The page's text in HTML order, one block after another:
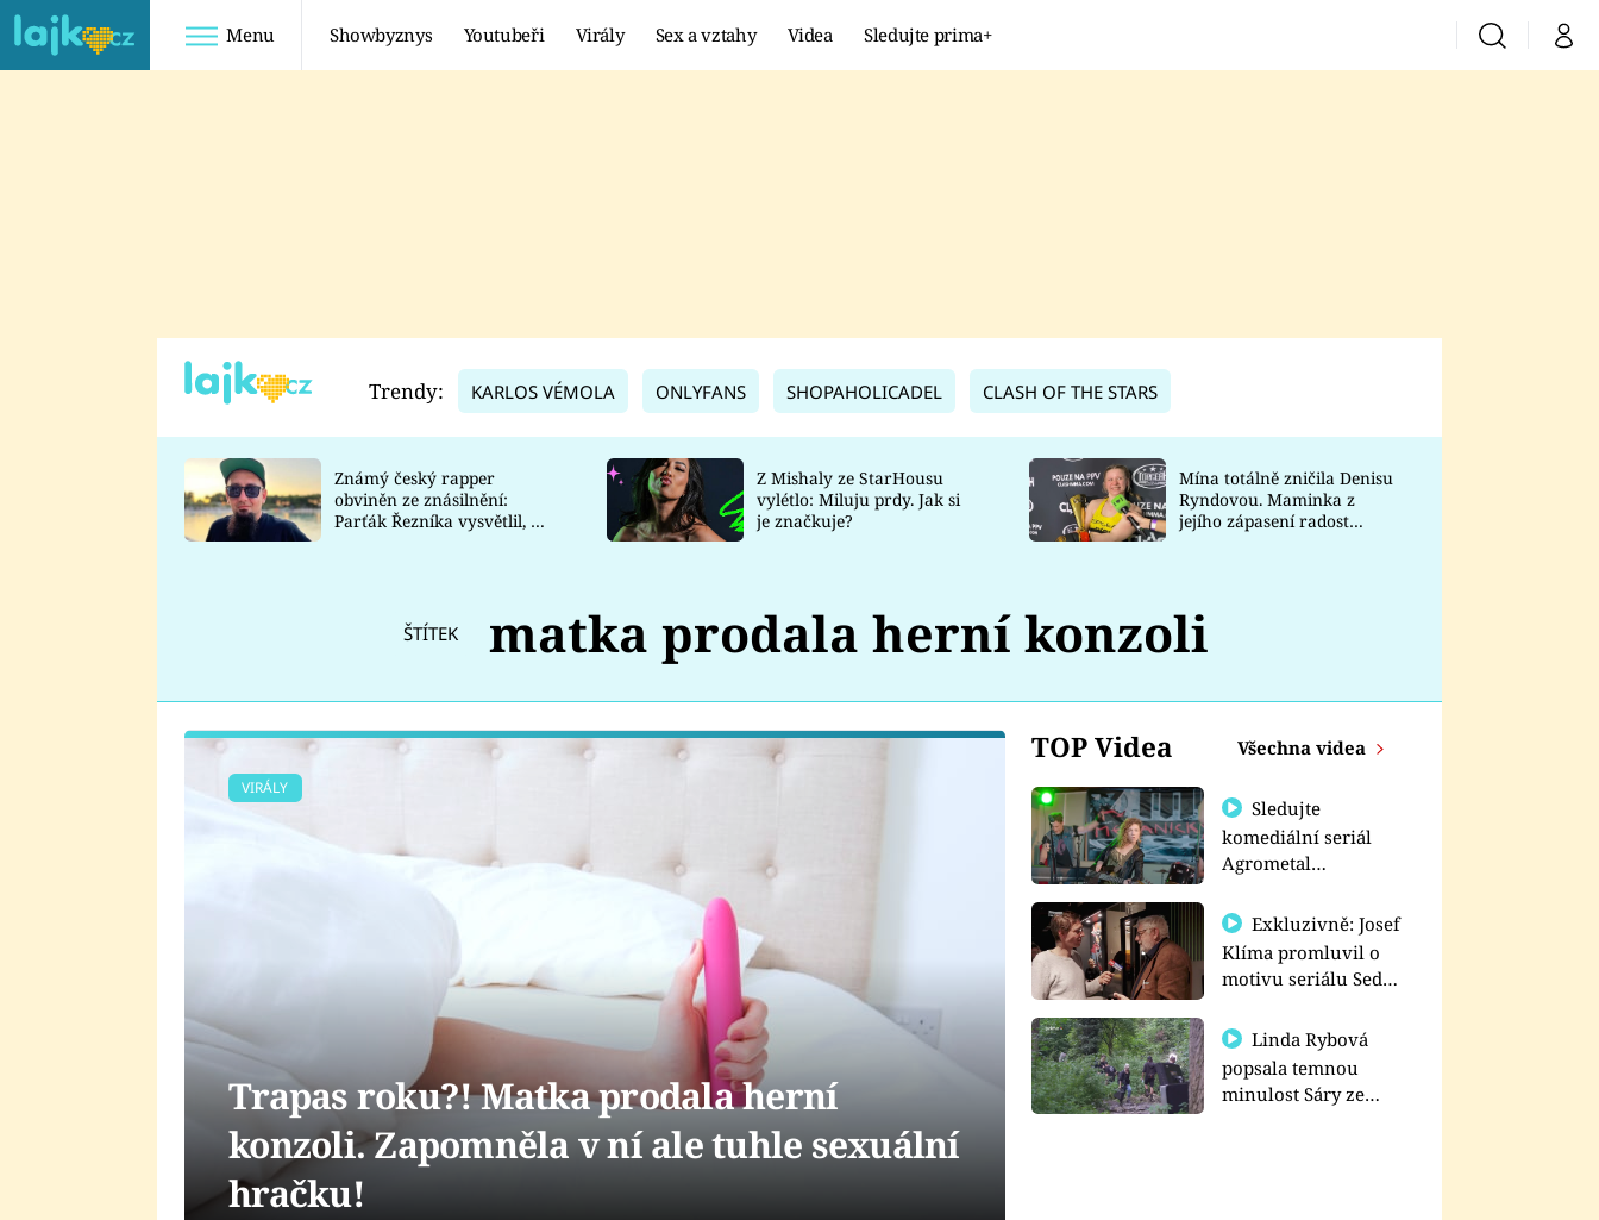
Menu Showbyznys Youtubeři Virály Sex a vztahy Videa Sledujte prima+ VyhledáváníMůj
TADEÁŠ KUBĚNKA
DATEL
Prima Lajk
Sledujte nás
Trendy: KARLOS VÉMOLA ONLYFANS SHOPAHOLICADEL CLASH OF THE STARS
Známý český rapper
obviněn ze znásilnění:
Parťák Řezníka vysvětlil, co
Z Mishaly ze StarHousu
vylétlo: Miluju prdy. Jak si
je značkuje?
Mína totálně zničila Denisu
Ryndovou. Maminka z
jejího zápasení radost
ŠTÍTEK matka prodala herní konzoli
TOP Videa Všechna videa
Sledujte
komediální seriál
Agrometal
prima+
Exkluzivně: Josef
Klíma promluvil o
motivu seriálu Sedm
Linda Rybová
popsala temnou
minulost Sáry ze
VIRÁLY
Trapas roku?! Matka prodala herní
konzoli. Zapomněla v ní ale tuhle sexuální
hračku!